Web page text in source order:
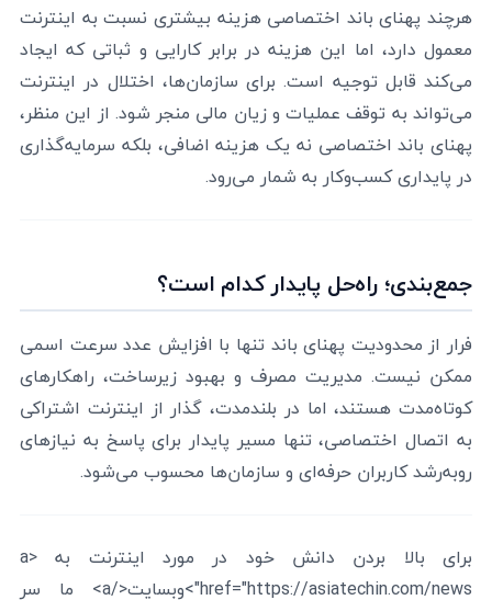
هرچند پهنای باند اختصاصی هزینه بیشتری نسبت به اینترنت
معمول دارد، اما این هزینه در برابر کارایی و ثباتی که ایجاد
می‌کند قابل توجیه است. برای سازمان‌ها، اختلال در اینترنت
می‌تواند به توقف عملیات و زیان مالی منجر شود. از این منظر،
پهنای باند اختصاصی نه یک هزینه اضافی، بلکه سرمایه‌گذاری
در پایداری کسب‌وکار به شمار می‌رود.
جمع‌بندی؛ راه‌حل پایدار کدام است؟
فرار از محدودیت پهنای باند تنها با افزایش عدد سرعت اسمی
ممکن نیست. مدیریت مصرف و بهبود زیرساخت، راهکارهای
کوتاه‌مدت هستند، اما در بلندمدت، گذار از اینترنت اشتراکی
به اتصال اختصاصی، تنها مسیر پایدار برای پاسخ به نیازهای
رو‌به‌رشد کاربران حرفه‌ای و سازمان‌ها محسوب می‌شود.
برای بالا بردن دانش خود در مورد اینترنت به <a
href="https://asiatechin.com/news">وبسایت</a> ما سر